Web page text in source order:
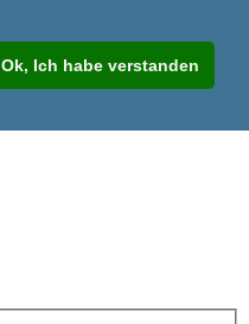
Ok, Ich habe verstanden